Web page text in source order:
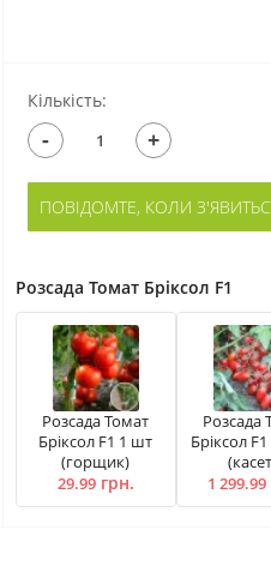
Кількість:
- +
ПОВІДОМТЕ, КОЛИ
Розсада Томат Брiксол F1
Розсада Томат
Брiксол F1 1 шт
(горщик)
29.99грн.
Розсада
Брiксол
1 299.99